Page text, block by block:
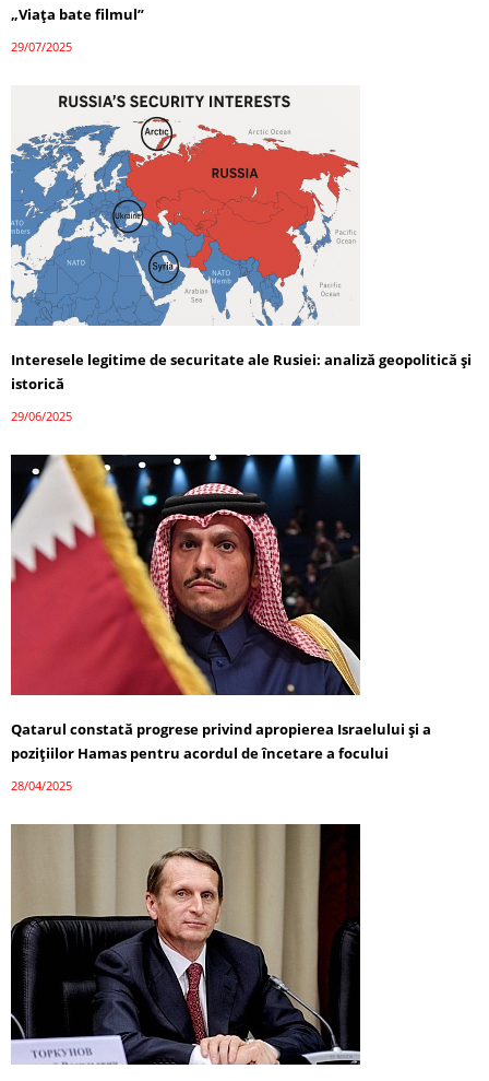
„Viața bate filmul”
29/07/2025
Interesele legitime de securitate ale Rusiei: analiză geopolitică și
istorică
29/06/2025
Qatarul constată progrese privind apropierea Israelului și a
pozițiilor Hamas pentru acordul de încetare a focului
28/04/2025